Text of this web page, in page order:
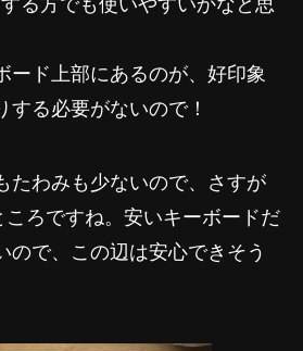
ード上部にあるのが、好印象
する必要がないので！
たわみも少ないので、さすが
ろですね。安いキーボードだ
ので、この辺は安心できそう